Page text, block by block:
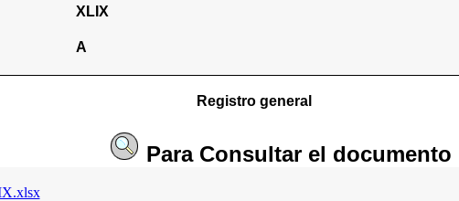
XLIX
A
Registro general
Para Consultarel documento